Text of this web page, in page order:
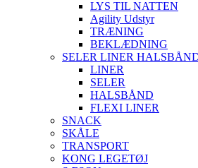
LYS TIL NATTEN
Agility Udstyr
TRÆNING
BEKLÆDNING
SELER LINER
LINER
SELER
HALSBÅND
FLEXI LINER
SNACK
SKÅLE
TRANSPORT
KONG LEGETØJ